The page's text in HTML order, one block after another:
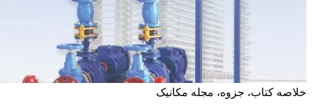
کتاب، جزوه، مجله مکانیک